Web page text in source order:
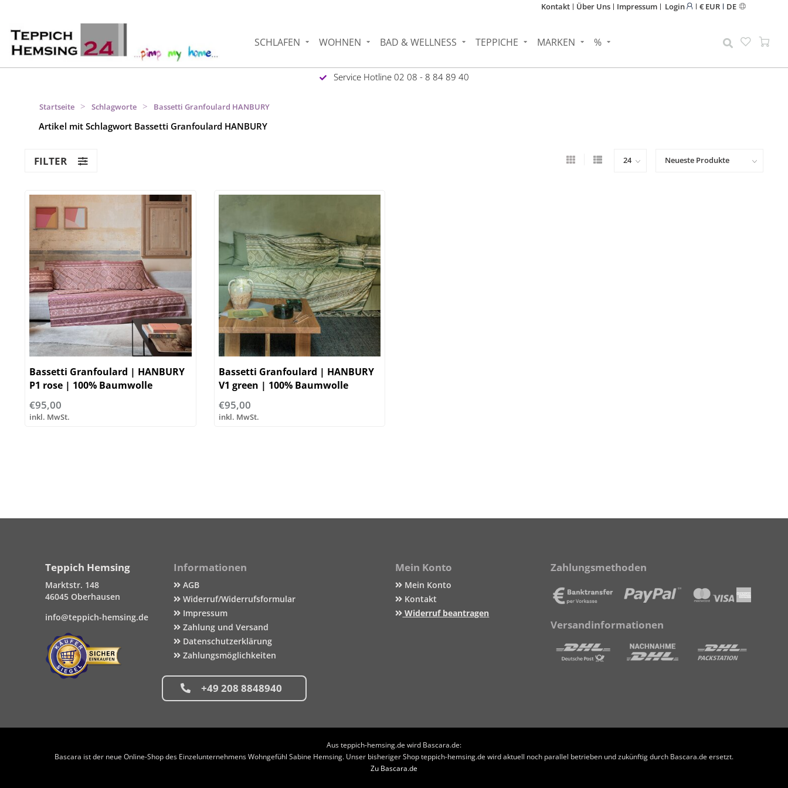
Kontakt Über Uns Impressum Login € EUR DE
SCHLAFEN WOHNEN BAD & WELLNESS TEPPICHE MARKEN %
Service Hotline 02 08 - 8 84 89 40
Startseite > Schlagworte > Bassetti Granfoulard HANBURY
Artikel mit Schlagwort Bassetti Granfoulard HANBURY
FILTER
Bassetti Granfoulard | HANBURY
P1 rose | 100% Baumwolle
€95,00
inkl. MwSt.
Bassetti Granfoulard | HANBURY
V1 green | 100% Baumwolle
€95,00
inkl. MwSt.
Teppich Hemsing
Marktstr. 148
46045 Oberhausen
info@teppich-hemsing.de
Informationen
AGB
Widerruf/Widerrufsformular
Impressum
Zahlung und Versand
Datenschutzerklärung
Zahlungsmöglichkeiten
+49 208 8848940
Mein Konto
Mein Konto
Kontakt
Widerruf beantragen
Zahlungsmethoden
Versandinformationen
Aus teppich-hemsing.de wird Bascara.de:
Bascara ist der neue Online-Shop des Einzelunternehmens Wohngefühl Sabine Hemsing. Unser bisheriger Shop teppich-hemsing.de wird aktuell noch parallel betrieben und zukünftig durch Bascara.de ersetzt.
Zu Bascara.de